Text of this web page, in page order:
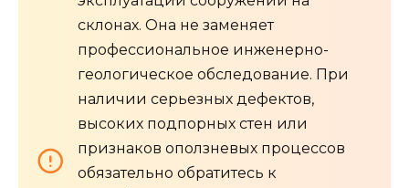
склонах. Она не заменяет
профессиональное инженерно-
геологическое обследование. При
наличии серьезных дефектов,
высоких подпорных стен или
признаков оползневых процессов
обязательно обратитесь к